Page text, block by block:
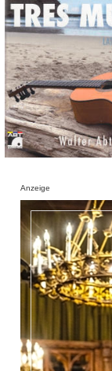
Anzeige